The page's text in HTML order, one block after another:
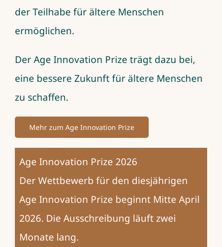
der Teilhabe für ältere Menschen
ermöglichen.
Der Age Innovation Prize trägt dazu bei,
eine bessere Zukunft für ältere Menschen
zu schaffen.
Mehr zum Age Innovation Prize
Age Innovation Prize 2026
Der Wettbewerb für den diesjährigen
Age Innovation Prize beginnt Mitte April
2026. Die Ausschreibung läuft zwei
Monate lang.